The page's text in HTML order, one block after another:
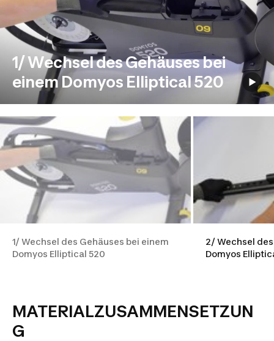
1/ Wechsel des Gehäuses bei
einem Domyos Elliptical 520
1/ Wechsel des Gehäuses bei einem
Domyos Elliptical 520
2/ Wechsel
Domyos
MATERIALZUSAMMENSETZUN
G